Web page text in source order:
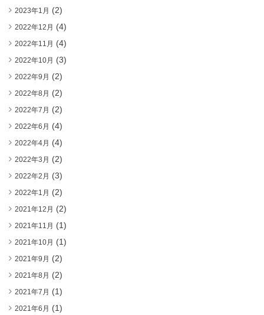
2023年1月 (2)
2022年12月 (4)
2022年11月 (4)
2022年10月 (3)
2022年9月 (2)
2022年8月 (2)
2022年7月 (2)
2022年6月 (4)
2022年4月 (4)
2022年3月 (2)
2022年2月 (3)
2022年1月 (2)
2021年12月 (2)
2021年11月 (1)
2021年10月 (1)
2021年9月 (2)
2021年8月 (2)
2021年7月 (1)
2021年6月 (1)